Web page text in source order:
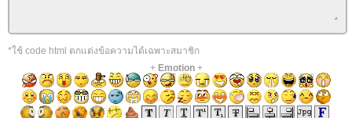
*ใช้ code html ตกแต่งข้อความได้เฉพาะสมาชิก
+ Emotion+